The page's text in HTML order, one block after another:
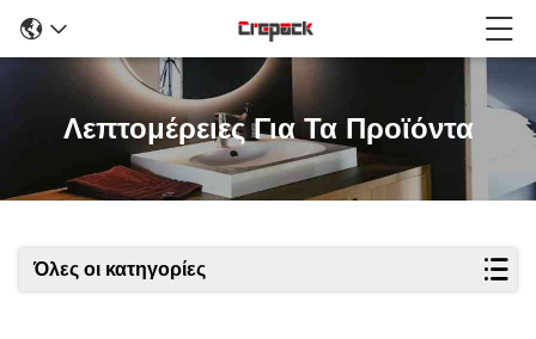
Λεπτομέρειες Για Τα Προϊόντα
Όλες οι κατηγορίες